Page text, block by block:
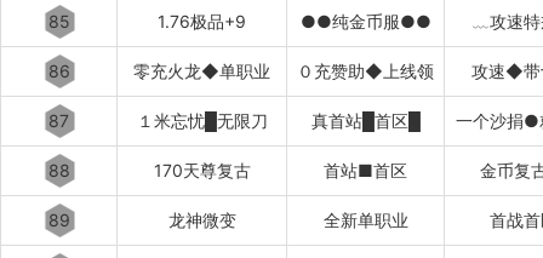
85 1.76极品+9 ●●纯金币服●● ﹏攻速
86 零充火龙◆单职业 ０充赞助◆上线领 攻速◆带
87 １米忘忧█无限刀 真首站█首区█ 一个沙捐●
88 170天尊复古 首站■首区 金币复
89 龙神微变 全新单职业 首战